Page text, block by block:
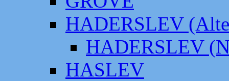
HADERSLEV
HADERSLEV
HASLEV